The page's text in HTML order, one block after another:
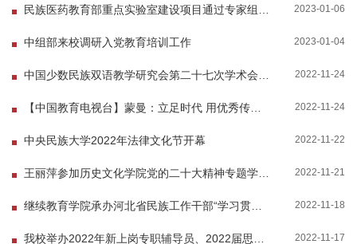
2023-01-06
中组部来校调研入党教育培训工作 2023-01-04
2022-11-24
2022-11-24
中央民族大学2022年法律文化节开幕 2022-11-22
2022-11-21
2022-11-18
2022-11-17